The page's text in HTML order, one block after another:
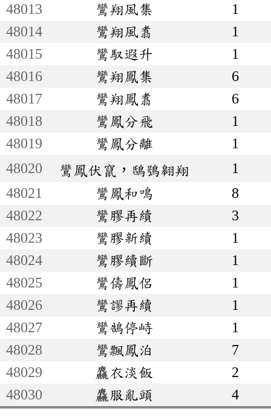
48013
鸞翔風集
1
48014
鸞翔風翥
1
48015
鸞馭遐升
1
48016
鸞翔鳳集
6
48017
鸞翔鳳翥
6
48018
鸞鳳分飛
1
48019
鸞鳳分離
1
48020
鸞鳳伏竄，鴟鴞翱翔
1
48021
鸞鳳和鳴
8
48022
鸞膠再續
3
48023
鸞膠新續
1
48024
鸞膠續斷
1
48025
鸞儔鳳侶
1
48026
鸞謬再續
1
48027
鸞鵠停峙
1
48028
鸞飄鳳泊
7
48029
麤衣淡飯
2
48030
麤服亂頭 4